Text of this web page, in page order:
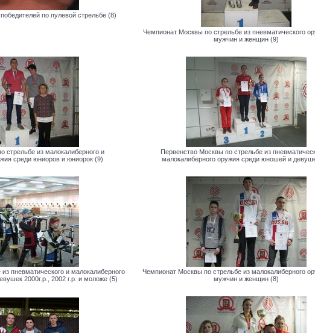
по пулевой стрельбе (8)
Чемпионат Москвы по стрельбе из пневматического
мужчин и женщин (9)
стрельбе из малокалиберного и
среди юниоров и юниорок (9)
Первенство Москвы по стрельбе из
малокалиберного оружия среди юношей и
пневматического и малокалиберного
2000г.р., 2002 г.р. и моложе (5)
Чемпионат Москвы по стрельбе из малокалиберного
мужчин и женщин (8)